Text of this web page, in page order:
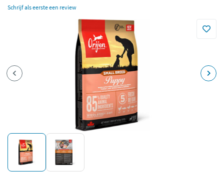
Schrijf als eerste een review